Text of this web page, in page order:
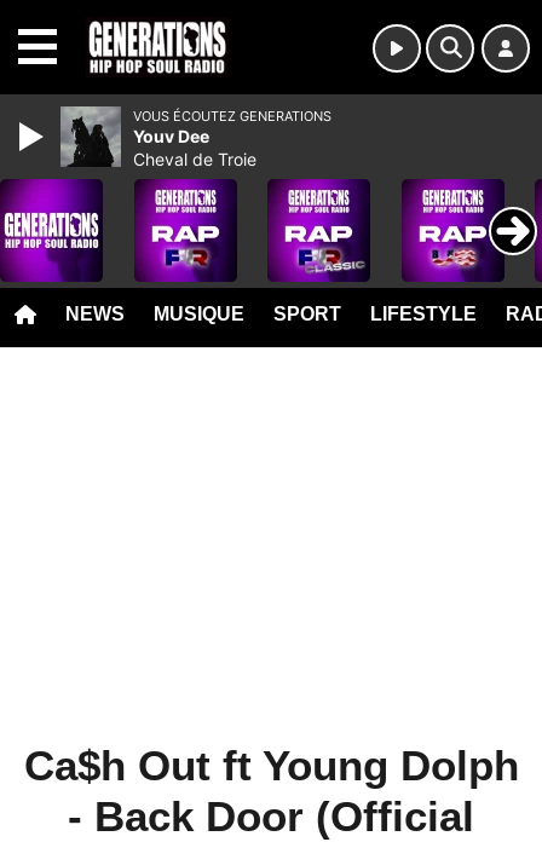
NEWS MUSIQUE SPORT LIFESTYLE
Ca$h Out ft Young Dolph
- Back Door (Official
VOUS ÉCOUTEZ GENERATIONS
Youv Dee
Cheval de Troie